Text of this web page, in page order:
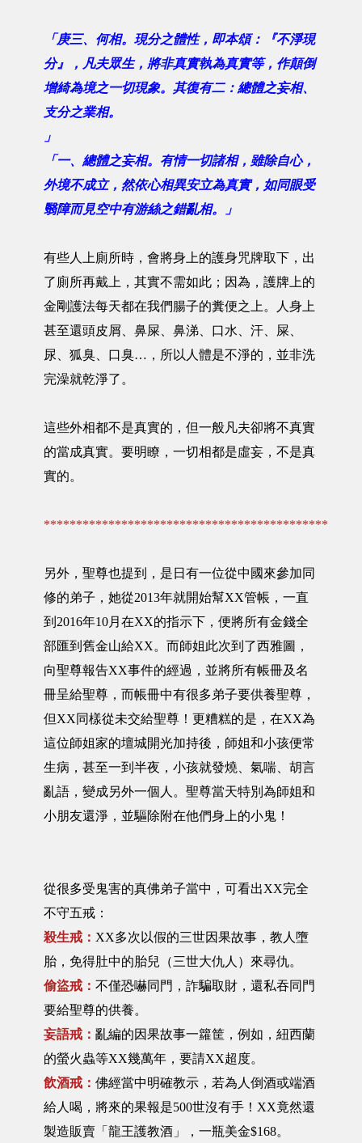
「庚三、何相。現分之體性，即本頌：『不淨現
分』，凡夫眾生，將非真實執為真實等，作顛倒
增綺為境之一切現象。其復有二：總體之妄相、
支分之業相。
」
「一、總體之妄相。有情一切諸相，雖除自心，
外境不成立，然依心相異安立為真實，如同眼受
翳障而見空中有游絲之錯亂相。」
有些人上廁所時，會將身上的護身咒牌取下，出
了廁所再戴上，其實不需如此；因為，護牌上的
金剛護法每天都在我們腸子的糞便之上。人身上
甚至還頭皮屑、鼻屎、鼻涕、口水、汗、屎、
尿、狐臭、口臭…，所以人體是不淨的，並非洗
完澡就乾淨了。
這些外相都不是真實的，但一般凡夫卻將不真實
的當成真實。要明瞭，一切相都是虛妄，不是真
實的。
********************************************
另外，聖尊也提到，是日有一位從中國來參加同
修的弟子，她從2013年就開始幫XX管帳，一直
到2016年10月在XX的指示下，便將所有金錢全
部匯到舊金山給XX。而師姐此次到了西雅圖，
向聖尊報告XX事件的經過，並將所有帳冊及名
冊呈給聖尊，而帳冊中有很多弟子要供養聖尊，
但XX同樣從未交給聖尊！更糟糕的是，在XX為
這位師姐家的壇城開光加持後，師姐和小孩便常
生病，甚至一到半夜，小孩就發燒、氣喘、胡言
亂語，變成另外一個人。聖尊當天特別為師姐和
小朋友還淨，並驅除附在他們身上的小鬼！
從很多受鬼害的真佛弟子當中，可看出XX完全
不守五戒：
殺生戒： XX多次以假的三世因果故事，教人墮
胎，免得肚中的胎兒（三世大仇人）來尋仇。
偷盜戒： 不僅恐嚇同門，詐騙取財，還私吞同門
要給聖尊的供養。
妄語戒： 亂編的因果故事一籮筐，例如，紐西蘭
的螢火蟲等XX幾萬年，要請XX超度。
飲酒戒： 佛經當中明確教示，若為人倒酒或端酒
給人喝，將來的果報是500世沒有手！XX竟然還
製造販賣「龍王護教酒」，一瓶美金$168。